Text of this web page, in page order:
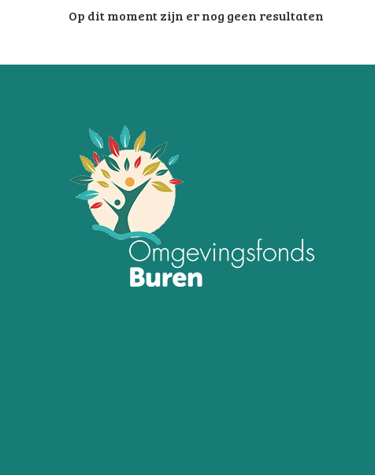
Op dit moment zijn er nog geen resultaten